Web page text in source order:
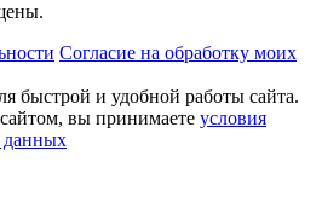
Согласие на обработку моих
быстрой и удобной работы сайта.
вы принимаете условия
данных